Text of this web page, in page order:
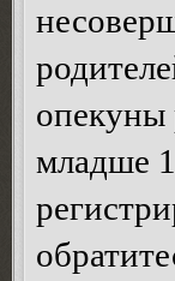
опекуны
младше